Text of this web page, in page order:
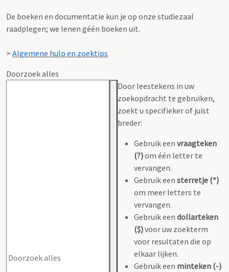
De boeken en documentatie kun je op onze studiezaal
raadplegen; we lenen géén boeken uit.
> Algemene hulp en zoektips
Doorzoek alles
Door leestekens in uw
zoekopdracht te gebruiken,
zoekt u specifieker of juist
breder:
Gebruik een vraagteken
(?)om één letter te
vervangen.
Gebruik een sterretje (*)
om meer letters te
vervangen.
Gebruik een dollarteken
($)voor uw zoekterm
voor resultaten die op
elkaar lijken.
Gebruik een minteken (-)